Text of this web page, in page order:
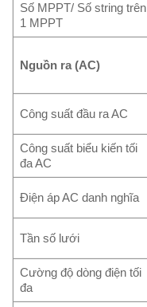
Số MPPT/ Số string trên
1 MPPT
Nguồn ra (AC)
Công suất đầu ra AC
Công suất biểu kiến tối
đa AC
Điện áp AC danh nghĩa
Tần số lưới
Cường độ dòng điện tối
đa